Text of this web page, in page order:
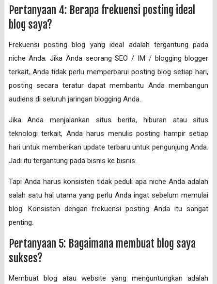
Pertanyaan 4: Berapa frekuensi posting ideal
blog saya?
Frekuensi posting blog yang ideal adalah tergantung pada
niche Anda. Jika Anda seorang SEO / IM / blogging blogger
terkait, Anda tidak perlu memperbarui posting blog setiap hari,
posting secara teratur dapat membantu Anda membangun
audiens di seluruh jaringan blogging Anda.
Jika Anda menjalankan situs berita, hiburan atau situs
teknologi terkait, Anda harus menulis posting hampir setiap
hari untuk memberikan update terbaru untuk pengunjung Anda.
Jadi itu tergantung pada bisnis ke bisnis.
Tapi Anda harus konsisten tidak peduli apa niche Anda adalah
salah satu hal utama yang perlu Anda ingat sebelum memulai
blog. Konsisten dengan frekuensi posting Anda itu sangat
penting.
Pertanyaan 5: Bagaimana membuat blog saya
sukses?
Membuat blog atau website yang menguntungkan adalah